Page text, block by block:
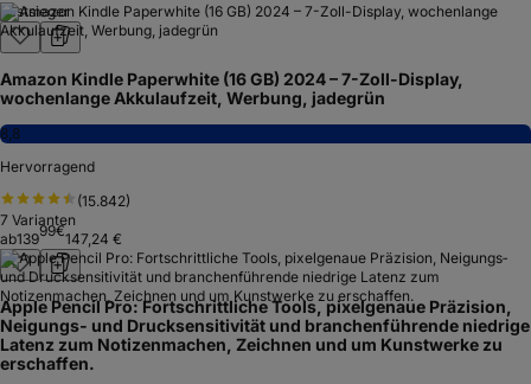
Testsieger
Amazon Kindle Paperwhite (16 GB) 2024 – 7-Zoll-Display,
wochenlange Akkulaufzeit, Werbung, jadegrün
8,8
Hervorragend
(15.842)
7 Varianten
ab13999€147,24 €
Apple Pencil Pro: Fortschrittliche Tools, pixelgenaue Präzision,
Neigungs‑ und Drucksensitivität und branchenführende niedrige
Latenz zum Notizenmachen, Zeichnen und um Kunstwerke zu
erschaffen.